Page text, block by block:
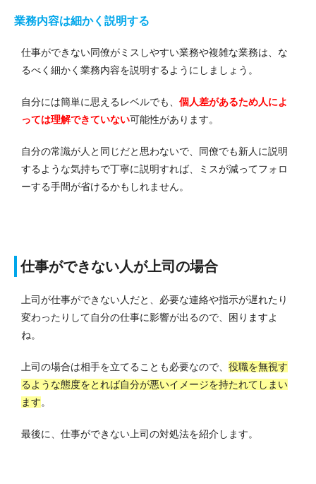
業務内容は細かく説明する
仕事ができない同僚がミスしやすい業務や複雑な業務は、な
るべく細かく業務内容を説明するようにしましょう。
自分には簡単に思えるレベルでも、 個人差があるため人によ
っては理解できていない可能性があります。
自分の常識が人と同じだと思わないで、同僚でも新人に説明
するような気持ちで丁寧に説明すれば、ミスが減ってフォロ
ーする手間が省けるかもしれません。
仕事ができない人が上司の場合
上司が仕事ができない人だと、必要な連絡や指示が遅れたり
変わったりして自分の仕事に影響が出るので、困りますよ
ね。
上司の場合は相手を立てることも必要なので、 役職を無視す
るような態度をとれば自分が悪いイメージを持たれてしまい
ます。
最後に、仕事ができない上司の対処法を紹介します。